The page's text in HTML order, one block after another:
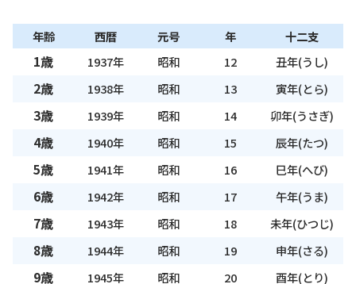
年齢 西暦 元号 年 十二支
1歳 1937年 昭和 12 丑年(うし)
2歳 1938年 昭和 13 寅年(とら)
3歳 1939年 昭和 14 卯年(うさぎ)
4歳 1940年 昭和 15 辰年(たつ)
5歳 1941年 昭和 16 巳年(へび)
6歳 1942年 昭和 17 午年(うま)
7歳 1943年 昭和 18 未年(ひつじ)
8歳 1944年 昭和 19 申年(さる)
9歳 1945年 昭和 20 酉年(とり)